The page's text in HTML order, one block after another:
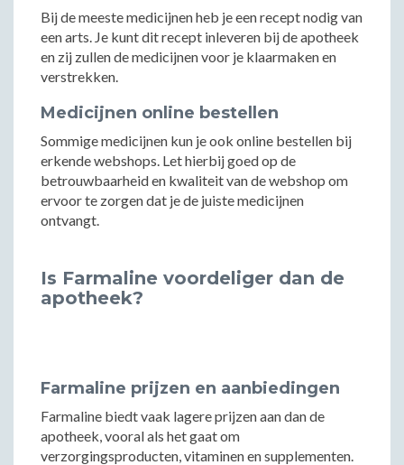
Bij de meeste medicijnen heb je een recept nodig van
een arts. Je kunt dit recept inleveren bij de apotheek
en zij zullen de medicijnen voor je klaarmaken en
verstrekken.
Medicijnen online bestellen
Sommige medicijnen kun je ook online bestellen bij
erkende webshops. Let hierbij goed op de
betrouwbaarheid en kwaliteit van de webshop om
ervoor te zorgen dat je de juiste medicijnen
ontvangt.
Is Farmaline voordeliger dan de
apotheek?
Farmaline prijzen en aanbiedingen
Farmaline biedt vaak lagere prijzen aan dan de
apotheek, vooral als het gaat om
verzorgingsproducten, vitaminen en supplementen.